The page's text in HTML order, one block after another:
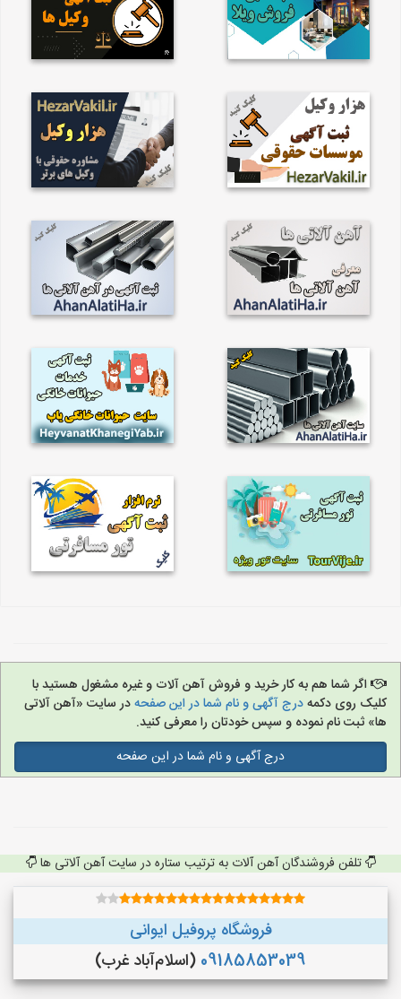
اگر شما هم به کار خرید و فروش آهن آلات و غیره مشغول هستید با
کلیک روی دکمهدرج آگهی و نام شما در این صفحهدر سایت «آهن آلاتی
ها» ثبت نام نموده و سپس خودتان را معرفی کنید.
درج آگهی و نام شما در این صفحه
تلفن فروشندگان آهن آلات به ترتیب ستاره در سایت آهن آلاتی ها
فروشگاه پروفیل ایوانی
09185853039 (اسلام‌آباد غرب)